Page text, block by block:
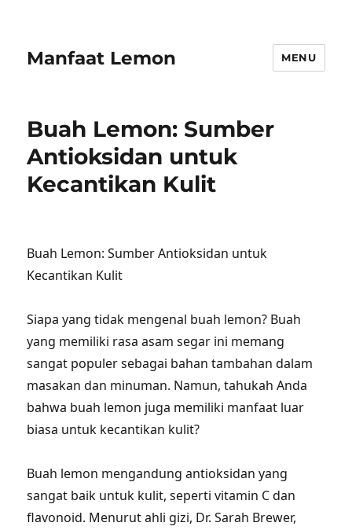
Manfaat Lemon MENU
Buah Lemon: Sumber
Antioksidan untuk
Kecantikan Kulit
Buah Lemon: Sumber Antioksidan untuk
Kecantikan Kulit
Siapa yang tidak mengenal buah lemon? Buah
yang memiliki rasa asam segar ini memang
sangat populer sebagai bahan tambahan dalam
masakan dan minuman. Namun, tahukah Anda
bahwa buah lemon juga memiliki manfaat luar
biasa untuk kecantikan kulit?
Buah lemon mengandung antioksidan yang
sangat baik untuk kulit, seperti vitamin C dan
flavonoid. Menurut ahli gizi, Dr. Sarah Brewer,